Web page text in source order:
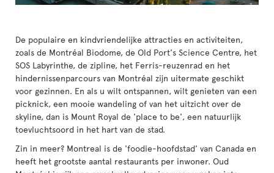
De populaire en kindvriendelijke attracties en activiteiten,
zoals de Montréal Biodome, de Old Port's Science Centre, het
SOS Labyrinthe, de zipline, het Ferris-reuzenrad en het
hindernissenparcours van Montréal zijn uitermate geschikt
voor gezinnen. En als u wilt ontspannen, wilt genieten van een
picknick, een mooie wandeling of van het uitzicht over de
skyline, dan is Mount Royal de 'place to be', een natuurlijk
toevluchtsoord in het hart van de stad.
Zin in meer? Montreal is de 'foodie-hoofdstad' van Canada en
heeft het grootste aantal restaurants per inwoner. Oud